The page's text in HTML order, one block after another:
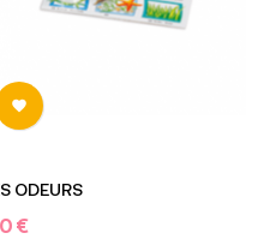

ODEURS
€